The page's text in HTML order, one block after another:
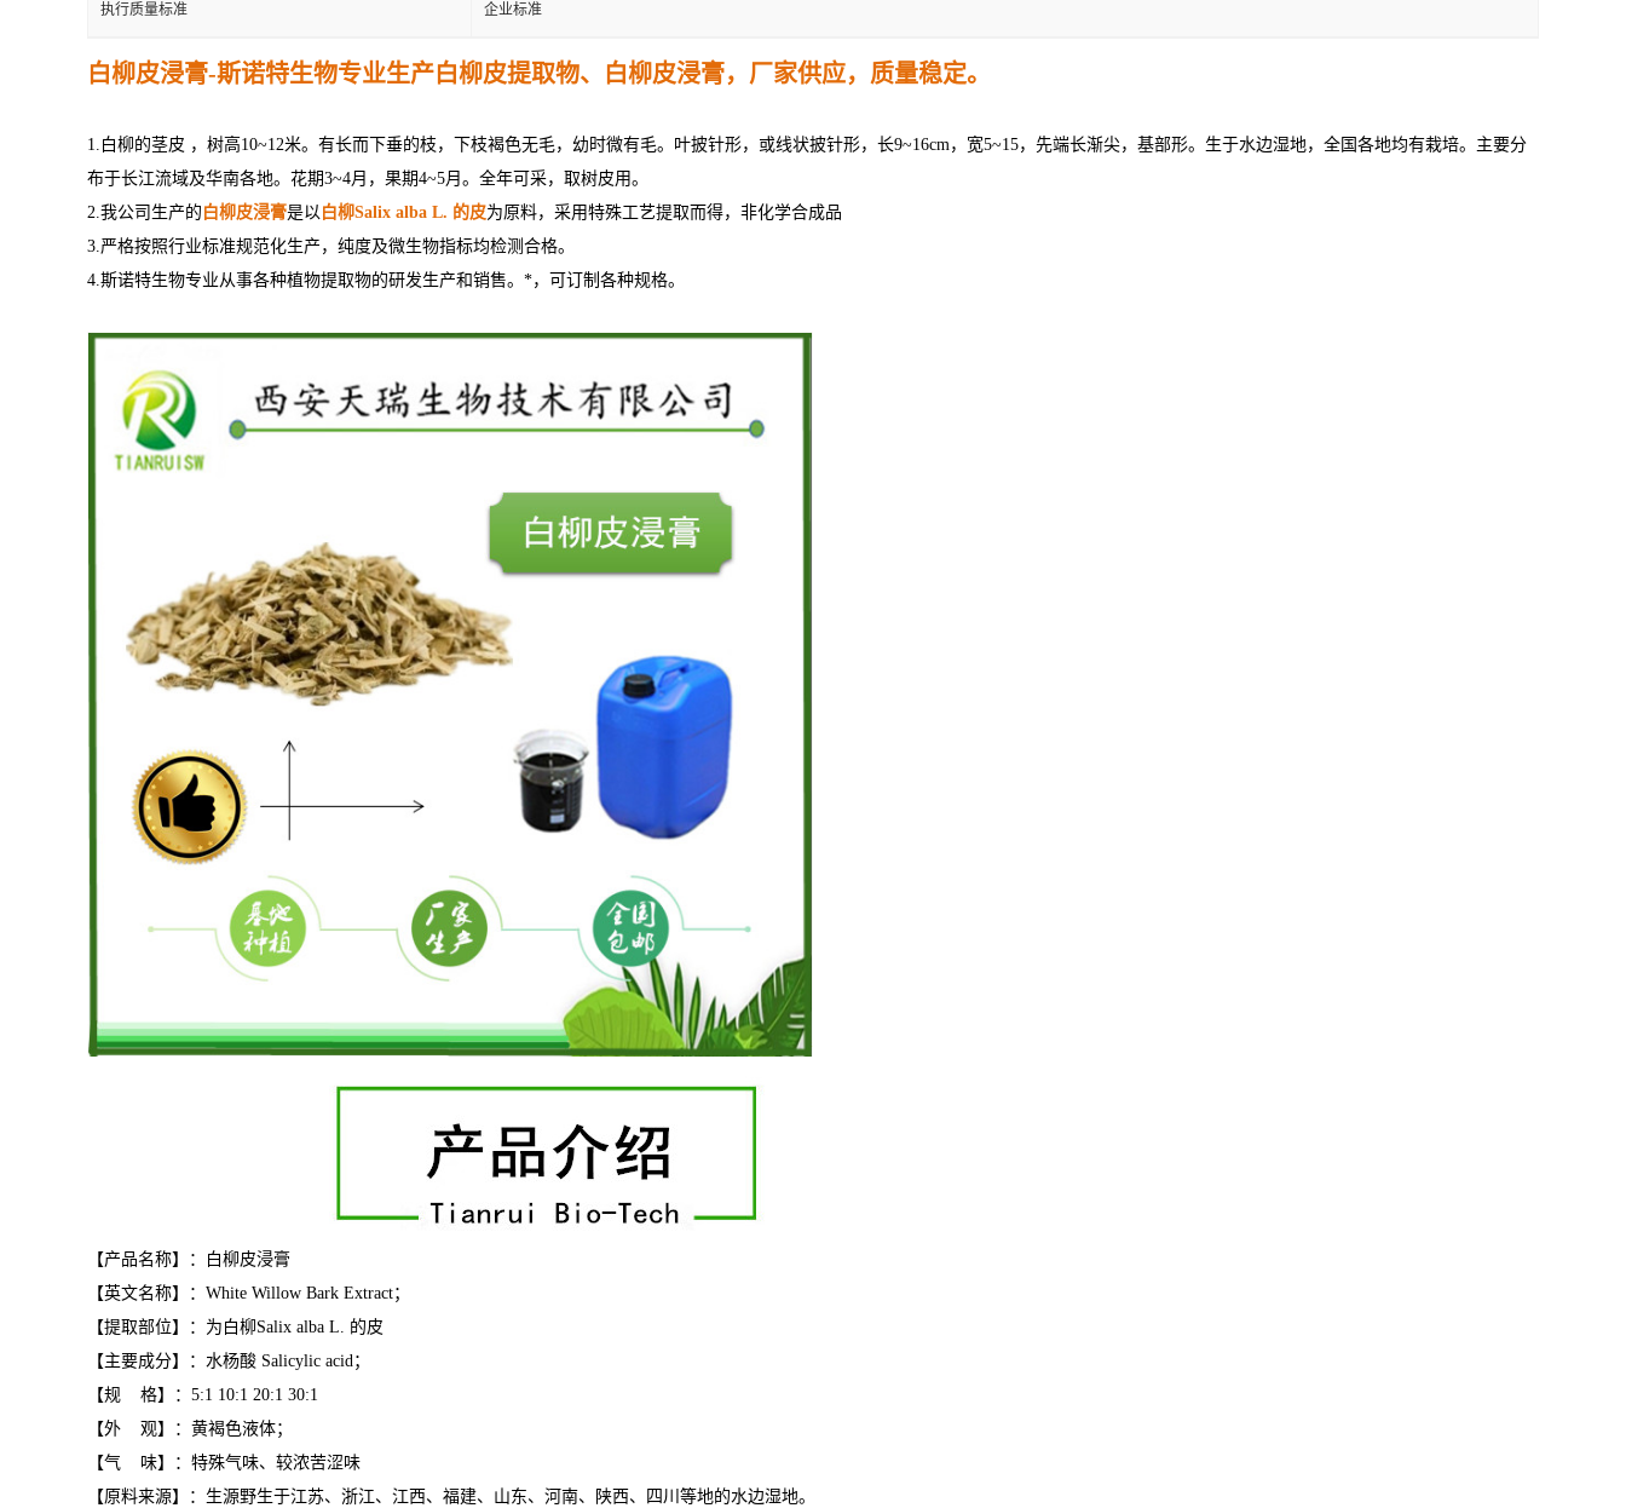
执行质量标准 企业标准
白柳皮浸膏-斯诺特生物专业生产白柳皮提取物、 白柳皮浸膏，厂家供应，质量稳定。
1.白柳的茎皮 ，树高10~12米。有长而下垂的枝，下枝褐色无毛，幼时微有毛。叶披针形，或线状披针形，长9~16cm，宽5~15，先端长渐尖，基部形。生于水边湿地，全国各地均有栽培。主要分
布于长江流域及华南各地。花期3~4月，果期4~5月。全年可采，取树皮用。
2.我公司生产的 白柳皮浸膏是以 白柳Salix alba L. 的皮为原料，采用特殊工艺提取而得，非化学合成品
3.严格按照行业标准规范化生产，纯度及微生物指标均检测合格。
4.斯诺特生物专业从事各种植物提取物的研发生产和销售。*，可订制各种规格。
【产品名称】：白柳皮浸膏
【英文名称】：White Willow Bark Extract；
【提取部位】：为白柳Salix alba L. 的皮
【主要成分】：水杨酸 Salicylic acid；
【规 格】：5:1 10:1 20:1 30:1
【外 观】：黄褐色液体；
【气 味】：特殊气味、较浓苦涩味
【原料来源】：生源野生于江苏、浙江、江西、福建、山东、河南、陕西、四川等地的水边湿地。